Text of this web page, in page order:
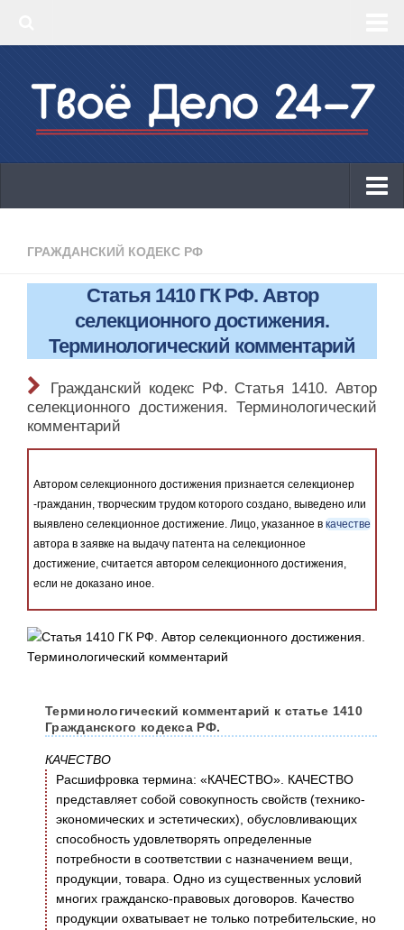
‣ КБК 2019
КБК 2019
ОКВЭД 2019
Онлайн-кассы 2019: 54-ФЗ!
Законодательство
ГРАЖДАНСКИЙ КОДЕКС РФ
Статья 1410 ГК РФ. Автор
селекционного достижения.
Терминологический комментарий
Гражданский кодекс РФ. Статья 1410. Автор
селекционного достижения. Терминологический
комментарий
Автором селекционного достижения признается селекционер
-гражданин, творческим трудом которого создано, выведено или
выявлено селекционное достижение. Лицо, указанное в качестве
автора в заявке на выдачу патента на селекционное
достижение, считается автором селекционного достижения,
если не доказано иное.
Терминологический комментарий к статье 1410
Гражданского кодекса РФ.
КАЧЕСТВО
Расшифровка термина: «КАЧЕСТВО». КАЧЕСТВО
представляет собой совокупность свойств (технико-
экономических и эстетических), обусловливающих
способность удовлетворять определенные
потребности в соответствии с назначением вещи,
продукции, товара. Одно из существенных условий
многих гражданско-правовых договоров. Качество
продукции охватывает не только потребительские, но